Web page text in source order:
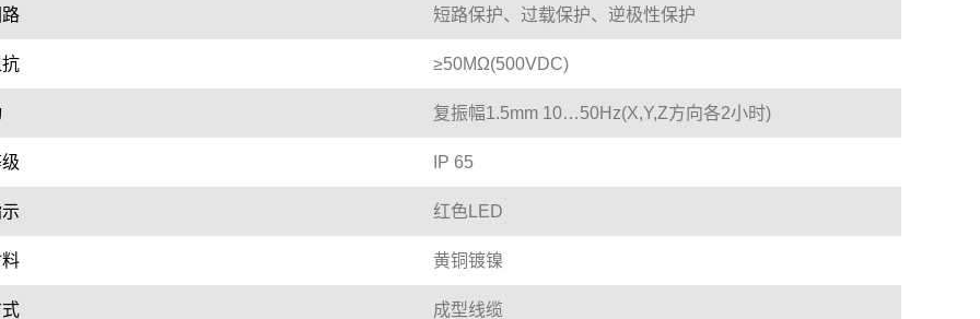
短路保护、过载保护、逆极性保护
≥50MΩ(500VDC)
复振幅1.5mm 10…50Hz(X,Y,Z方向各2小时)
IP 65
红色LED
黄铜镀镍
成型线缆